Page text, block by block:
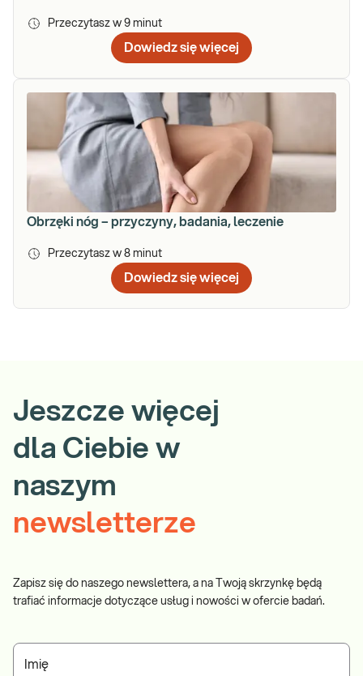
Przeczytasz w 9 minut
Dowiedz się więcej
Obrzęki nóg – przyczyny, badania, leczenie
Przeczytasz w 8 minut
Dowiedz się więcej
Jeszcze więcej
dla Ciebie w
naszym
newsletterze
Zapisz się do naszego newslettera, a na Twoją skrzynkę będą
trafiać informacje dotyczące usług i nowości w ofercie badań.
Imię